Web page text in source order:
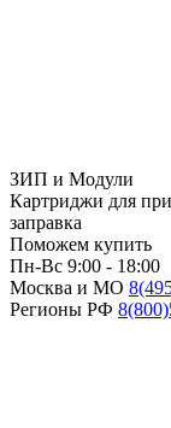
ЗИП и Модули
Картриджи для
заправка
Поможем купить
Пн-Вс 9:00 - 18:00
Москва и МО
Регионы РФ 8(800)